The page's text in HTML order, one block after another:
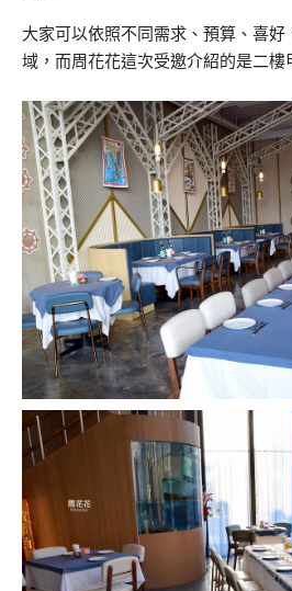
大家可以依照不同需求、預算、喜
域，而周花花這次受邀介紹的是二樓